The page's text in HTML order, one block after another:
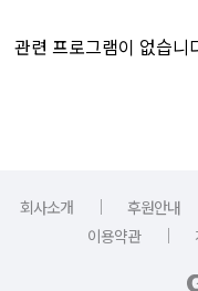
관련 프로그램이 없습니
회사소개 ｜ 후원안내
이용약관
｜